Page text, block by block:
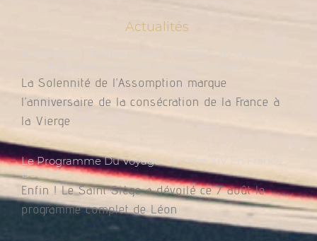
Actualités
La Solennité de l’Assomption marque
l’anniversaire de la consécration de la France à
la Vierge
Le Programme Du Voyage De Léon XIV En France
Dévoilé
Enfin ! Le Saint Siège a dévoilé ce 7 août le
programme complet de Léon